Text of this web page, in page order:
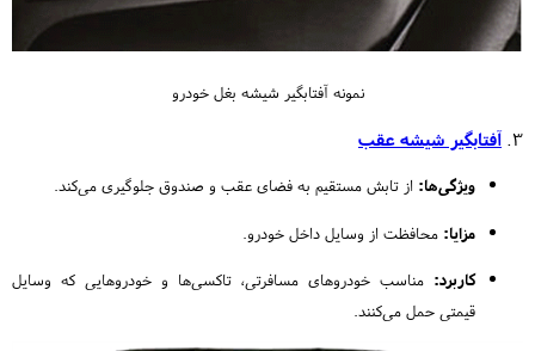
نمونه آفتابگیر شیشه بغل خودرو
۳. آفتابگیر شیشه عقب
ویژگی‌ها: از تابش مستقیم به فضای عقب و صندوق جلوگیری می‌کند.
مزایا: محافظت از وسایل داخل خودرو.
کاربرد: مناسب خودروهای مسافرتی، تاکسی‌ها و خودروهایی که وسایل
قیمتی حمل می‌کنند.